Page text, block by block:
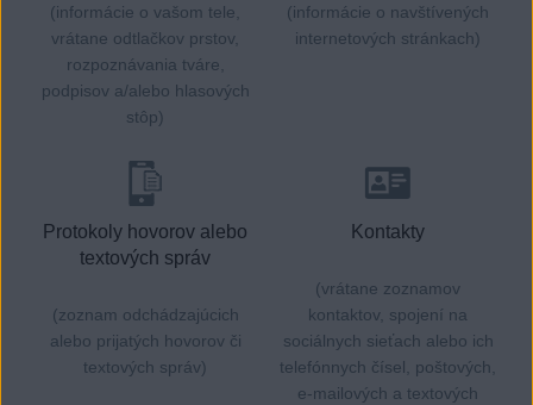
(informácie o vašom tele,
vrátane odtlačkov prstov,
rozpoznávania tváre,
podpisov a/alebo hlasových
stôp)
(informácie o navštívených
internetových stránkach)
Protokoly hovorov alebo
textových správ
(zoznam odchádzajúcich
alebo prijatých hovorov či
textových správ)
Kontakty
(vrátane zoznamov
kontaktov, spojení na
sociálnych sieťach alebo ich
telefónnych čísel, poštových,
e-mailových a textových